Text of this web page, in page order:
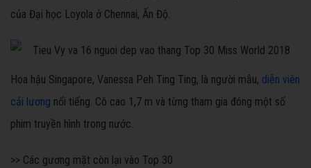
của Đại học Loyola ở Chennai, Ấn Độ.
Hoa hậu Singapore, Vanessa Peh Ting Ting, là người mẫu, diễn viên
cải lương nổi tiếng. Cô cao 1,7 m và từng tham gia đóng một số
phim truyền hình trong nước.
>> Các gương mặt còn lại vào Top 30